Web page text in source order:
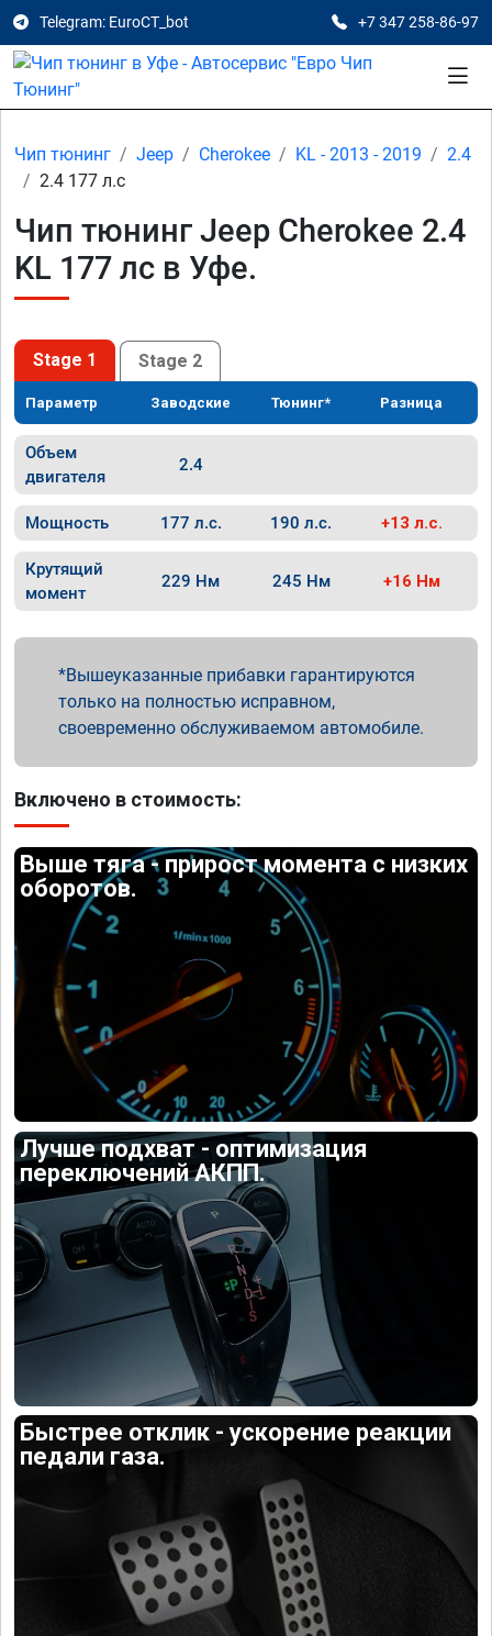
Telegram: EuroCT_bot +7 347 258-86-97
Чип тюнинг Jeep Cherokee KL - 2013 - 2019
2.4
2.4 177 л.с
Чип тюнинг Jeep Cherokee 2.4
KL 177 лс в Уфе.
Stage 1 Stage 2
Параметр Заводские Тюнинг* Разница
Объем
двигателя
2.4
Мощность 177 л.с. 190 л.с. +13 л.с.
Крутящий
момент
229 Нм 245 Нм +16 Нм
Вышеуказанные прибавки гарантируются
только на полностью исправном,
своевременно обслуживаемом автомобиле.
Включено в стоимость:
Выше тяга - прирост момента с низких
оборотов.
Лучше подхват - оптимизация
переключений АКПП.
Быстрее отклик - ускорение реакции
педали газа.